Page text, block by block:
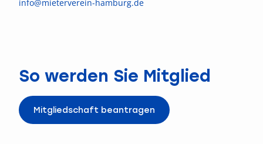
info@mieterverein-hamburg.de
So werden Sie Mitglied
Mitgliedschaft beantragen